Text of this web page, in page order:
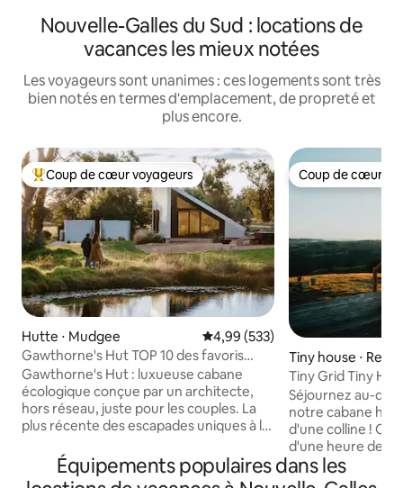
Nouvelle-Galles du Sud : locations de
vacances les mieux notées
Les voyageurs sont unanimes : ces logements sont très
bien notés en termes d'emplacement, de propreté et
plus encore.
Coups de cœur voyageurs les plus appréciés
Coup de cœur voyageurs
Hutte ⋅ Mudgee Évaluation moyenne sur la
4,99 (533)
Gawthorne's Hut TOP 10 des favoris
dans le MONDE.
Gawthorne's Hut : luxueuse cabane
écologique conçue par un architecte,
hors réseau, juste pour les couples. La
plus récente des escapades uniques à la
l'église Wilgowrah et le chalet de Tom.
Construite pour offrir une vue
Coup de cœur
Coup de cœur
Tiny house ⋅
Tiny Grid Tiny
extérieure
Séjournez au-
notre cabane
d'une colline ! Conduisez à un peu plus
d'une heure de
trouverez notre
sur notre
Équipements populaires dans les